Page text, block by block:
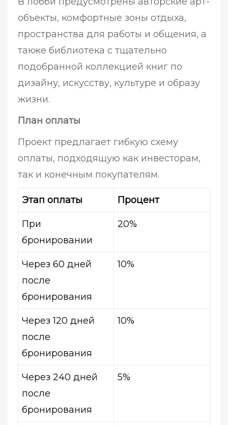
объекты, комфортные зоны отдыха,
пространства для работы и общения, а
также библиотека с тщательно
подобранной коллекцией книг по
дизайну, искусству, культуре и образу
жизни.
План оплаты
Проект предлагает гибкую схему
оплаты, подходящую как инвесторам,
так и конечным покупателям.
Этап оплаты Процент
При
бронировании
20%
Через 60 дней
после
бронирования
10%
Через 120 дней
после
бронирования
10%
Через 240 дней
после
бронирования
5%